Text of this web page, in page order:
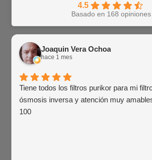
4.5
Basado en 168 opiniones
Joaquin Vera Ochoa
hace 1 mes
Tiene todos los filtros purikor para mi
ósmosis inversa y atención muy
100